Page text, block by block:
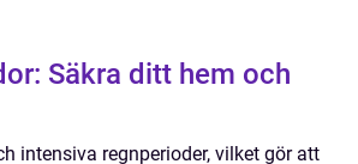
Säkra ditt hem och
intensiva regnperioder, vilket gör att